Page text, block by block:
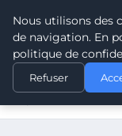
CLIMATE
ACCUEIL
BILAN CARBONE :
Nous utilisons des
de navigation. En
politique de
Refuser